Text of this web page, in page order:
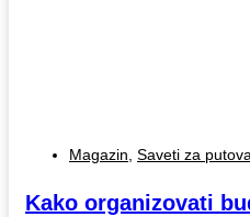
Magazin Saveti za
Kako organizovati